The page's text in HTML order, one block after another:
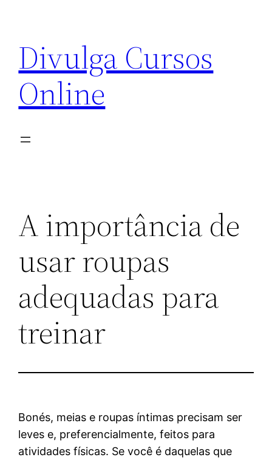
conteúdo
Divulga Cursos
Online
A importância de
usar roupas
adequadas para
treinar
Bonés, meias e roupas íntimas precisam ser
leves e, preferencialmente, feitos para
atividades físicas. Se você é daquelas que